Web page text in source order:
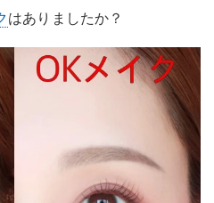
はありましたか？